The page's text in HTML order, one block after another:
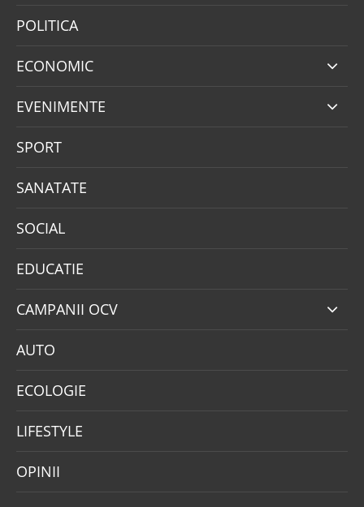
POLITICA
ECONOMIC
EVENIMENTE
SPORT
SANATATE
SOCIAL
EDUCATIE
CAMPANII OCV
AUTO
ECOLOGIE
LIFESTYLE
OPINII